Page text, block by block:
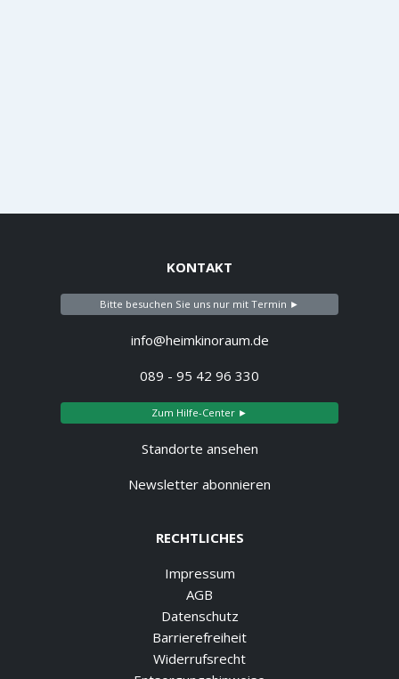
KONTAKT
Bitte besuchen Sie uns nur mit Termin ►
info@heimkinoraum.de
089 - 95 42 96 330
Zum Hilfe-Center ►
Standorte ansehen
Newsletter abonnieren
RECHTLICHES
Impressum
AGB
Datenschutz
Barrierefreiheit
Widerrufsrecht